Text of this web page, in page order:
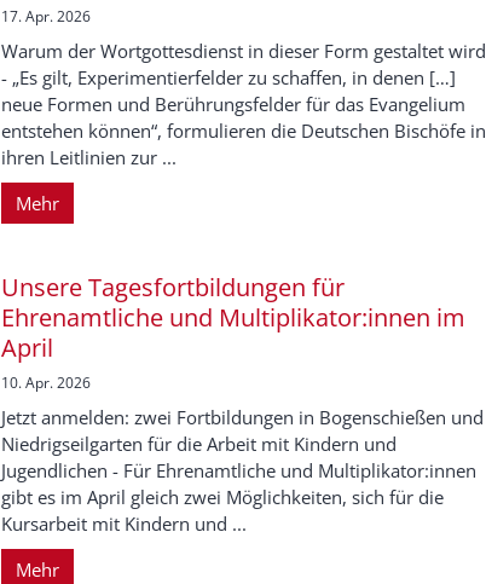
17. Apr. 2026
Warum der Wortgottesdienst in dieser Form gestaltet wird
- „Es gilt, Experimentierfelder zu schaffen, in denen […]
neue Formen und Berührungsfelder für das Evangelium
entstehen können“, formulieren die Deutschen Bischöfe in
ihren Leitlinien zur ...
Mehr
Unsere Tagesfortbildungen für
Ehrenamtliche und Multiplikator:innen im
April
10. Apr. 2026
Jetzt anmelden: zwei Fortbildungen in Bogenschießen und
Niedrigseilgarten für die Arbeit mit Kindern und
Jugendlichen - Für Ehrenamtliche und Multiplikator:innen
gibt es im April gleich zwei Möglichkeiten, sich für die
Kursarbeit mit Kindern und ...
Mehr